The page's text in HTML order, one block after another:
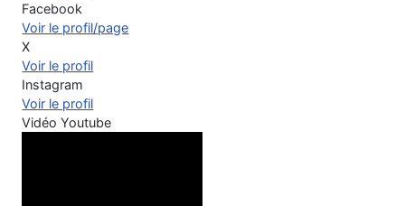
Facebook
Voir le profil/page
X
Voir le profil
Instagram
Voir le profil
Vidéo Youtube